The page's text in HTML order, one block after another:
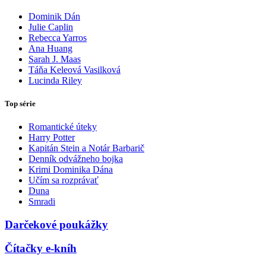
Dominik Dán
Julie Caplin
Rebecca Yarros
Ana Huang
Sarah J. Maas
Táňa Keleová Vasilková
Lucinda Riley
Top série
Romantické úteky
Harry Potter
Kapitán Stein a Notár Barbarič
Denník odvážneho bojka
Krimi Dominika Dána
Učím sa rozprávať
Duna
Smradi
Darčekové poukážky
Čítačky e-kníh